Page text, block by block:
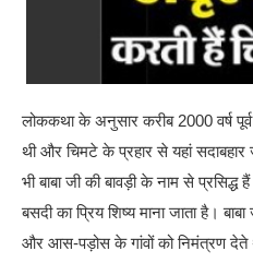
लोककथा के अनुसार करीब 2000 वर्ष पूर्व
थी और चिमटे के प्रहार से यहां
भी बाबा जी की बावड़ी के नाम से प्रसिद्ध
बसदी का प्रिय शिष्य माना जाता है।
और आस-पड़ोस के गांवों को निमंत्रण देते